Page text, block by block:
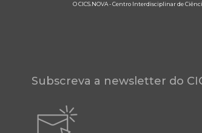
O CICS.NOVA - Centro Interdisciplinar de
Subscreva a newsletter do